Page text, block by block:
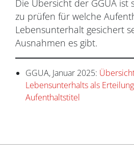
Die Übersicht der GGUA ist
zu prüfen für welche
Lebensunterhalt gesichert
Ausnahmen es gibt.
GGUA, Januar 2025:
Lebensunterhalts als
Aufenthaltstitel